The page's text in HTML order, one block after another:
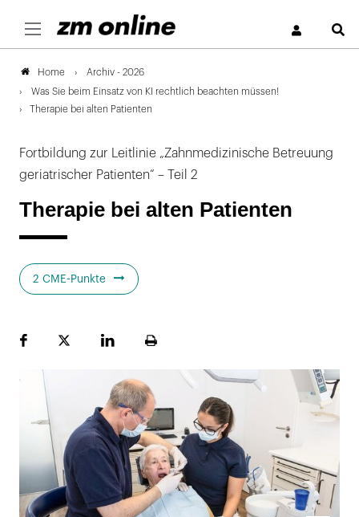
Home Archiv - 2026
Was Sie beim Einsatz von KI rechtlich beachten müssen!
Therapie bei alten Patienten
Fortbildung zur Leitlinie „Zahnmedizinische Betreuung
geriatrischer Patienten“ – Teil 2
Therapie bei alten Patienten
2 CME-Punkte
FacebookPlattformLinekdInSeite